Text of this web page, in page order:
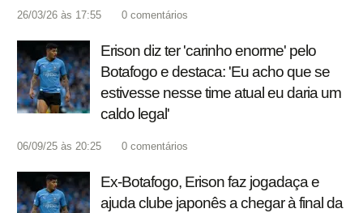
26/03/26 às 17:55 0 comentários
Erison diz ter 'carinho enorme' pelo
Botafogo e destaca: 'Eu acho que se
estivesse nesse time atual eu daria um
caldo legal'
06/09/25 às 20:25 0 comentários
Ex-Botafogo, Erison faz jogadaça e
ajuda clube japonês a chegar à final da